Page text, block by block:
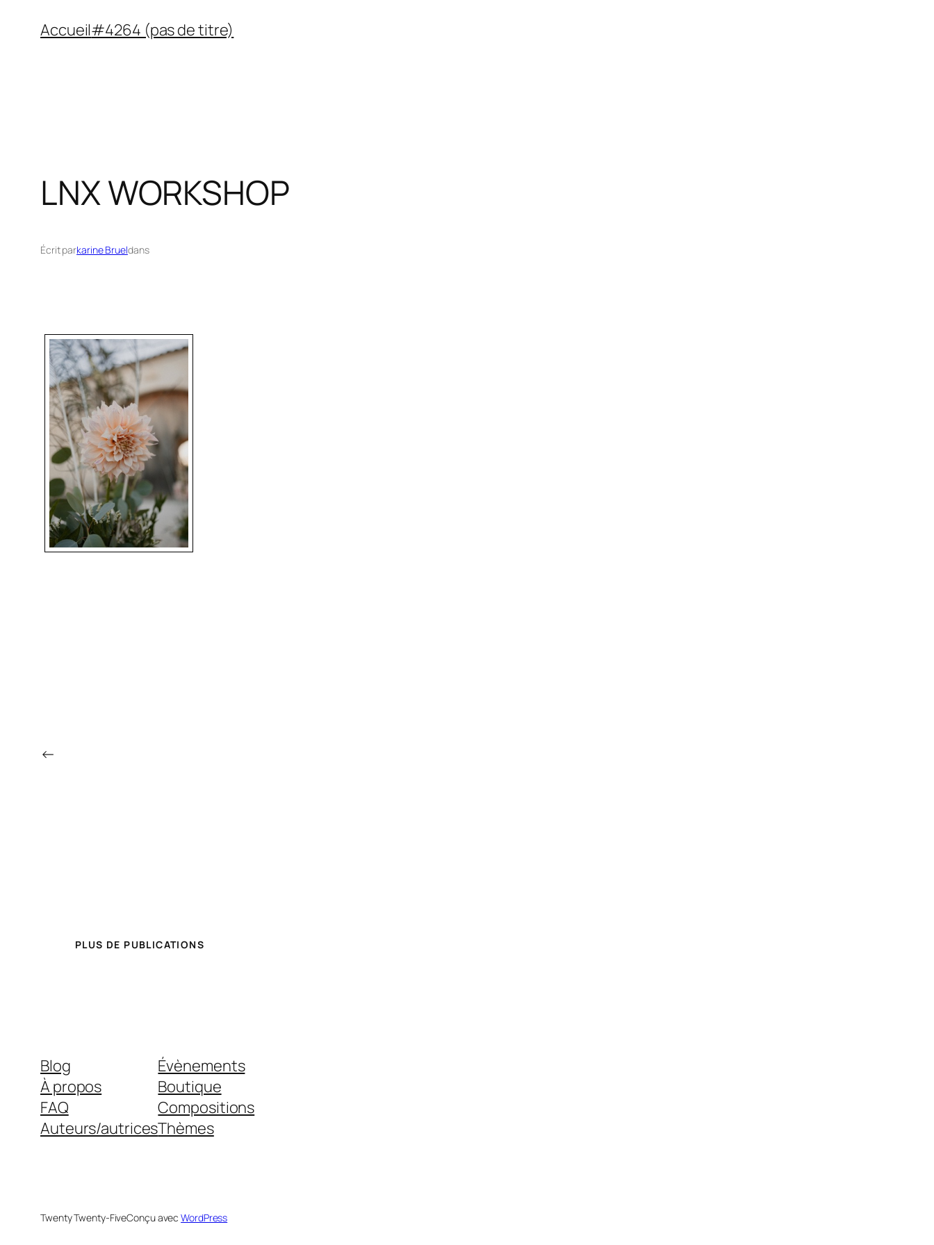
Accueil#4264 (pas de titre)
LNX WORKSHOP
Écrit parkarine Brueldans
←
PLUS DE PUBLICATIONS
Blog
À propos
FAQ
Auteurs/autrices
Évènements
Boutique
Compositions
Thèmes
Twenty Twenty-FiveConçu avecWordPress